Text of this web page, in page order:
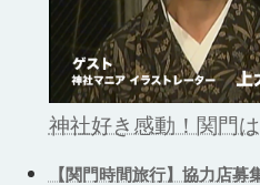
神社好き感動！関門は
【関門時間旅行】協力店募